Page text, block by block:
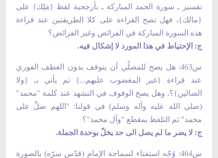
تفسير ـ سورة الحمد المباركة ـ بأرجحية لفظ {مَلِك} على
{مالك}، فهل تصح القراءة على كلا الطريقتين عند قراءة
هذه السورة المباركة في الفرائض وغير الفرائض؟
ج: الإحتياط في هذا المورد لا إشكال فيه.
س463: هل يصح للمصلّي أن يتوقف بدون العطف الفوري
عند قراءة {غير المغضوب عليهم...} ثم يأتي بـ {ولا
الضالين}؟، وهل يصح الوقوف في التشهد عند كلمة "محمد"
(صلي الله علیه وآله وسلم) في قولنا: "اللهم صلِّ على
محمد" ثم التلفظ بمقطع "وآل محمد"؟
ج: لا يضر ما لم يصل الى حد يخلّ بوحدة الجملة.
س464: وُجّه استفتاء لسماحة الإمام (قدّس سرّه) بالصورة